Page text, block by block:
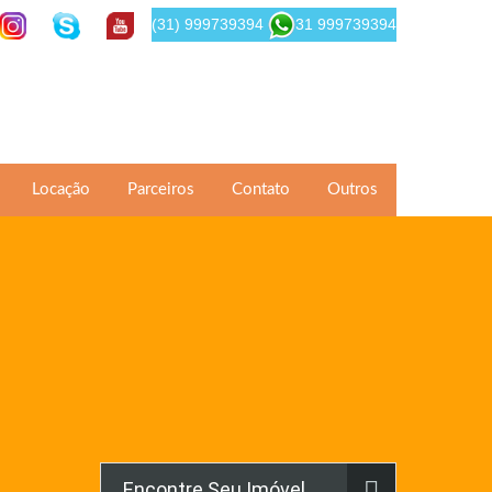
(31) 999739394 31 999739394
Locação Parceiros Contato Outros